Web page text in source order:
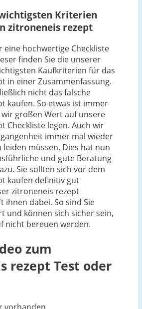
Kriterien
zitroneneis rezept
eine hochwertige Checkliste
finden Sie die unserer
Kaufkriterien für das
in einer Zusammenfassung.
nicht das falsche
kaufen. So etwas ist immer
großen Wert auf unsere
Checkliste legen. Auch wir
immer mal wieder
leiden müssen. Dies hat nun
und gute Beratung
Sie sollten sich vor dem
kaufen definitiv gut
zitroneneis rezept
ihnen dabei. So sind Sie
und können sich sicher sein,
nicht bereuen werden.
zum
rezept Test oder